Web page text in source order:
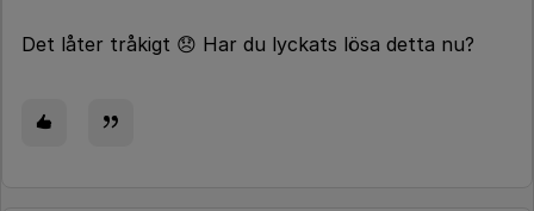
Det låter tråkigt 😞 Har du lyckats lösa detta nu?